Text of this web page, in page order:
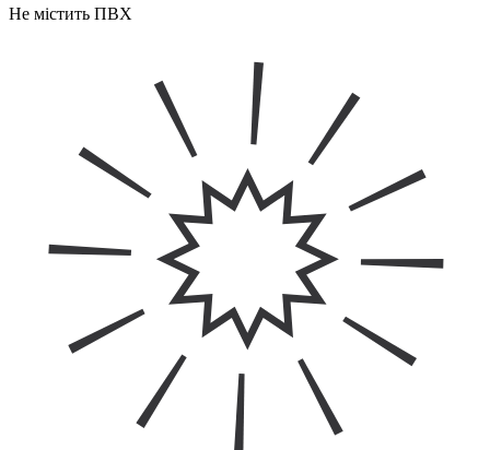
Не містить ПВХ